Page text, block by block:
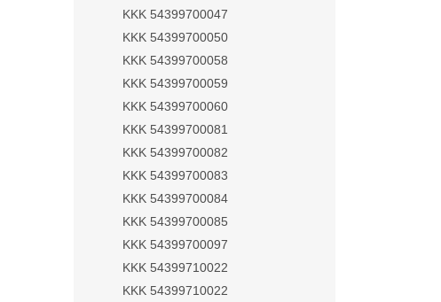
KKK 54399700047
KKK 54399700050
KKK 54399700058
KKK 54399700059
KKK 54399700060
KKK 54399700081
KKK 54399700082
KKK 54399700083
KKK 54399700084
KKK 54399700085
KKK 54399700097
KKK 54399710022
KKK 54399710022